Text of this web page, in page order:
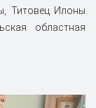
Титовец Илоны
областная